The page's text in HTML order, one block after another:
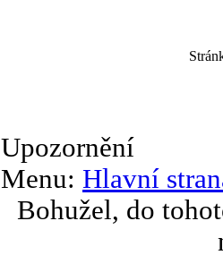
Upozornění
Menu: Hlavní
Bohužel, do